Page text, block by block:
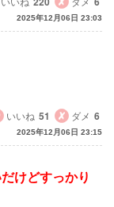
2025年12月06日 23:03
いいね 51 ダメ 6
2025年12月06日 23:15
けどすっかり